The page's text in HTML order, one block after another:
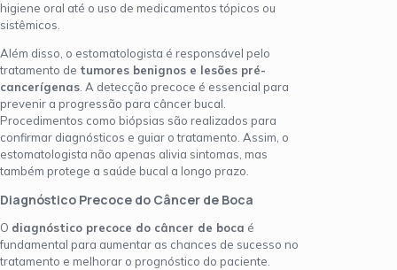
higiene oral até o uso de medicamentos tópicos ou
sistêmicos.
Além disso, o estomatologista é responsável pelo
tratamento de tumores benignos e lesões pré-
cancerígenas . A detecção precoce é essencial para
prevenir a progressão para câncer bucal.
Procedimentos como biópsias são realizados para
confirmar diagnósticos e guiar o tratamento. Assim, o
estomatologista não apenas alivia sintomas, mas
também protege a saúde bucal a longo prazo.
Diagnóstico Precoce do Câncer de Boca
O diagnóstico precoce do câncer de boca é
fundamental para aumentar as chances de sucesso no
tratamento e melhorar o prognóstico do paciente.